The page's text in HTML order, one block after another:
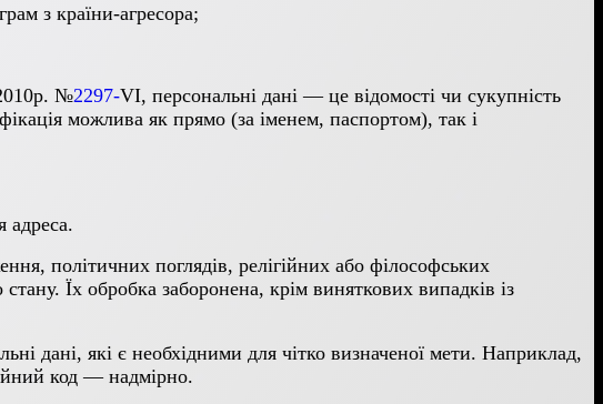
з країни-агресора;
№2297-VI, персональні дані — це відомості чи сукупність
можлива як прямо (за іменем, паспортом), так і
адреса.
політичних поглядів, релігійних або філософських
Їх обробка заборонена, крім виняткових випадків із
дані, які є необхідними для чітко визначеної мети. Наприклад,
код — надмірно.